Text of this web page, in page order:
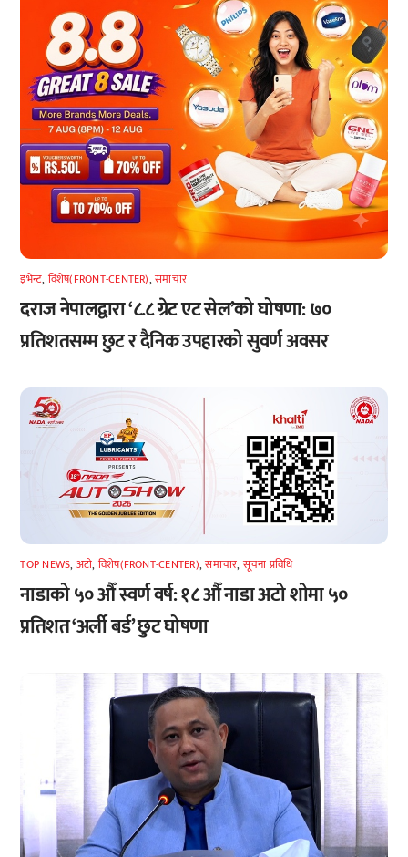
इभेन्ट, विशेष(FRONT-CENTER),समाचार
दराज नेपालद्वारा ‘८.८ ग्रेट एट सेल’को घोषणा: ७०
प्रतिशतसम्म छुट र दैनिक उपहारको सुवर्ण अवसर
TOP NEWS, अटाे, विशेष(FRONT-CENTER),समाचार, सूचना प्रविधि
नाडाको ५० औँ स्वर्ण वर्ष: १८ औँ नाडा अटो शोमा ५०
प्रतिशत ‘अर्ली बर्ड’ छुट घोषणा